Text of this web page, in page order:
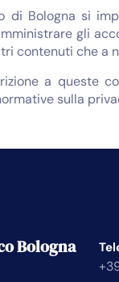
di Bologna si
gli
contenuti che a
a queste
sulla
Bologna